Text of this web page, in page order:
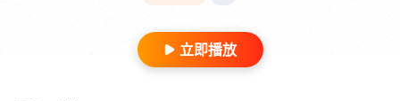
立即播放